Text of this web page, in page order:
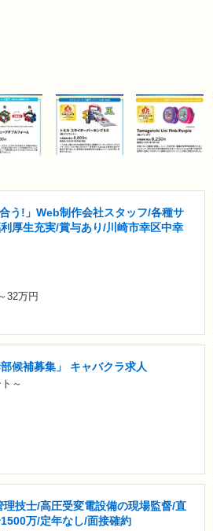
う!」Web制作会社スタッフ/各種サ
厚生充実/賞与あり/川崎市幸区中幸
32万円
候補募集」 キャバクラ求人
～
技士/高圧受変電設備の現場監督/直
万/定年なし/面接確約